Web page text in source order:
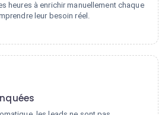
heures à enrichir manuellement chaque
leur besoin réel.